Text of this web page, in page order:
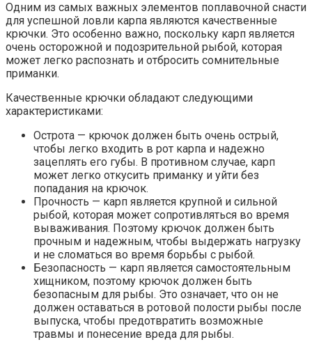
Одним из самых важных элементов поплавочной снасти
для успешной ловли карпа являются качественные
крючки. Это особенно важно, поскольку карп является
очень осторожной и подозрительной рыбой, которая
может легко распознать и отбросить сомнительные
приманки.
Качественные крючки обладают следующими
характеристиками:
Острота — крючок должен быть очень острый,
чтобы легко входить в рот карпа и надежно
зацеплять его губы. В противном случае, карп
может легко откусить приманку и уйти без
попадания на крючок.
Прочность — карп является крупной и сильной
рыбой, которая может сопротивляться во время
вываживания. Поэтому крючок должен быть
прочным и надежным, чтобы выдержать нагрузку
и не сломаться во время борьбы с рыбой.
Безопасность — карп является самостоятельным
хищником, поэтому крючок должен быть
безопасным для рыбы. Это означает, что он не
должен оставаться в ротовой полости рыбы после
выпуска, чтобы предотвратить возможные
травмы и понесение вреда для рыбы.